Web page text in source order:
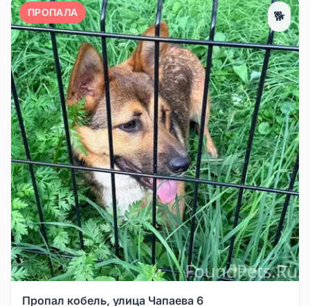
ПРОПАЛА 🐕
Пропал кобель, улица Чапаева 6